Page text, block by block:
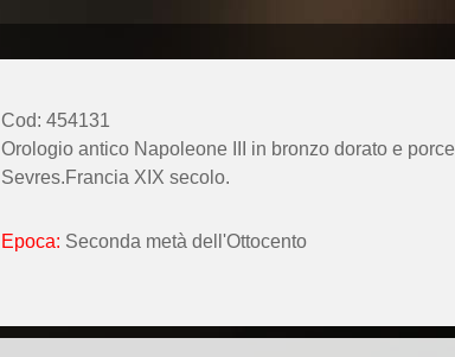
Cod: 454131
Orologio antico Napoleone III in bronzo dorato e
Sevres.Francia XIX secolo.
Epoca: Seconda metà dell'Ottocento